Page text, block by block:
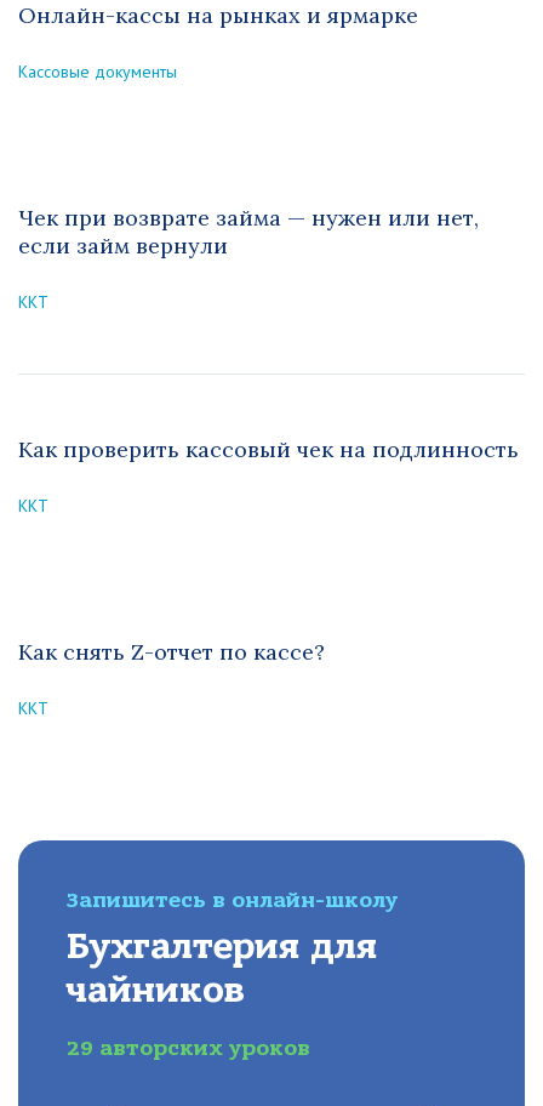
Онлайн-кассы на рынках и ярмарке
Кассовые документы
Чек при возврате займа — нужен или нет,
если займ вернули
ККТ
Как проверить кассовый чек на подлинность
ККТ
Как снять Z-отчет по кассе?
ККТ
Запишитесь в онлайн-школу
Бухгалтерия для
чайников
29 авторских уроков